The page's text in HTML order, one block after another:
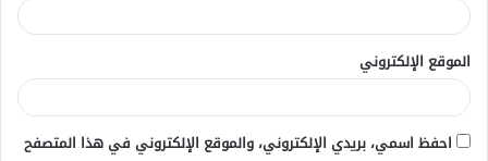
الموقع الإلكتروني
احفظ اسمي، بريدي الإلكتروني، والموقع الإلكتروني في هذا المتصفح